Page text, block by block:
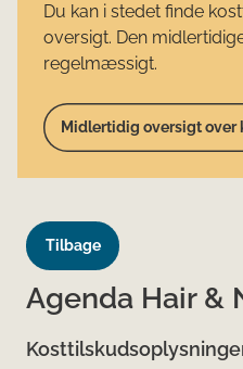
Du kan i stedet finde
oversigt. Den
regelmæssigt.
Midlertidig oversigt over
Tilbage
Agenda Hair &